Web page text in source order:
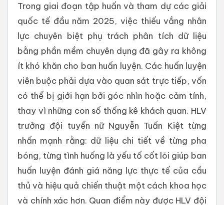
Trong giai đoạn tập huấn và tham dự các giải
quốc tế đầu năm 2025, việc thiếu vắng nhân
lực chuyên biệt phụ trách phân tích dữ liệu
bằng phần mềm chuyên dụng đã gây ra không
ít khó khăn cho ban huấn luyện. Các huấn luyện
viên buộc phải dựa vào quan sát trực tiếp, vốn
có thể bị giới hạn bởi góc nhìn hoặc cảm tính,
thay vì những con số thống kê khách quan. HLV
trưởng đội tuyển nữ Nguyễn Tuấn Kiệt từng
nhấn mạnh rằng: dữ liệu chi tiết về từng pha
bóng, từng tình huống là yếu tố cốt lõi giúp ban
huấn luyện đánh giá năng lực thực tế của cầu
thủ và hiệu quả chiến thuật một cách khoa học
và chính xác hơn. Quan điểm này được HLV đội